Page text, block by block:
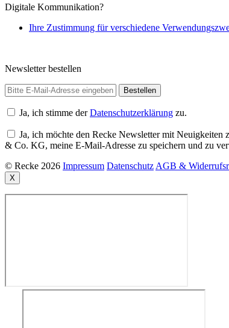
Digitale Kommunikation?
Ihre Zustimmung für verschiedene
Newsletter bestellen
Ja, ich stimme derDatenschutzerklärung zu.
Ja, ich möchte den Recke Newsletter mit Neuigkeiten
& Co. KG, meine E-Mail-Adresse zu speichern und zu
© Recke 2026 Impressum Datenschutz AGB &
X